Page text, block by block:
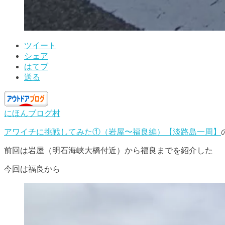
ツイート
シェア
はてブ
送る
にほんブログ村
アワイチに挑戦してみた①（岩屋〜福良編）【淡路島一周】
前回は岩屋（明石海峡大橋付近）から福良までを紹介した
今回は福良から